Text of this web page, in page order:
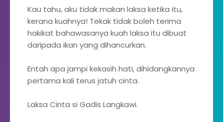
Kau tahu, aku tidak makan laksa ketika itu,
kerana kuahnya! Tekak tidak boleh terima
hakikat bahawasanya kuah laksa itu dibuat
daripada ikan yang dihancurkan.
Entah apa jampi kekasih hati, dihidangkannya
pertama kali terus jatuh cinta.
Laksa Cinta si Gadis Langkawi.